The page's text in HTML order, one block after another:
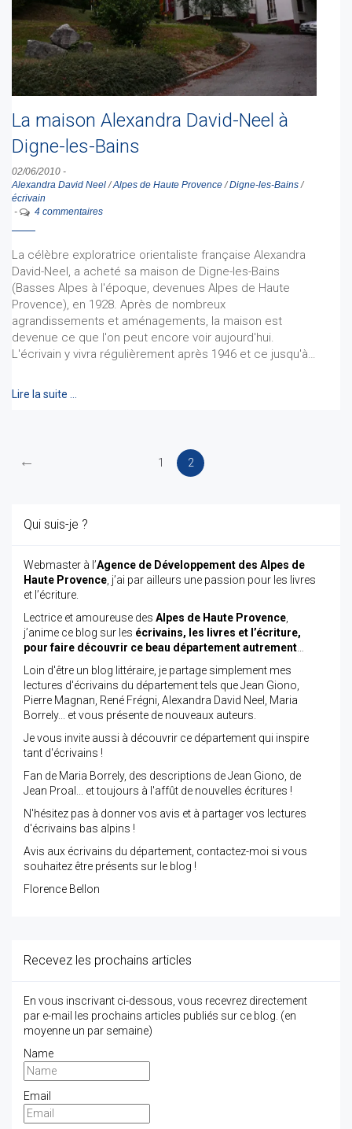
La maison Alexandra David-Neel à
Digne-les-Bains
02/06/2010 -
Alexandra David Neel/Alpes de Haute Provence/Digne-les-Bains/
écrivain
-
4 commentaires
La célèbre exploratrice orientaliste française Alexandra
David-Neel, a acheté sa maison de Digne-les-Bains
(Basses Alpes à l'époque, devenues Alpes de Haute
Provence), en 1928. Après de nombreux
agrandissements et aménagements, la maison est
devenue ce que l'on peut encore voir aujourd'hui.
L'écrivain y vivra régulièrement après 1946 et ce jusqu'à…
Lire la suite …
← 1 2
Qui suis-je ?
Webmaster à l’Agence de Développement des Alpes de
Haute Provence , j’ai par ailleurs une passion pour les livres
et l’écriture.
Lectrice et amoureuse des Alpes de Haute Provence
j’anime ce blog sur les écrivains, les livres et l’écriture,
pour faire découvrir ce beau département autrement
Loin d'être un blog littéraire, je partage simplement mes
lectures d'écrivains du département tels que Jean Giono,
Pierre Magnan, René Frégni, Alexandra David Neel, Maria
Borrely... et vous présente de nouveaux auteurs.
Je vous invite aussi à découvrir ce département qui inspire
tant d'écrivains !
Fan de Maria Borrely, des descriptions de Jean Giono, de
Jean Proal... et toujours à l'affût de nouvelles écritures !
N'hésitez pas à donner vos avis et à partager vos lectures
d'écrivains bas alpins !
Avis aux écrivains du département, contactez-moi si vous
souhaitez être présents sur le blog !
Florence Bellon
Recevez les prochains articles
En vous inscrivant ci-dessous, vous recevrez directement
par e-mail les prochains articles publiés sur ce blog. (en
moyenne un par semaine)
Name
Email